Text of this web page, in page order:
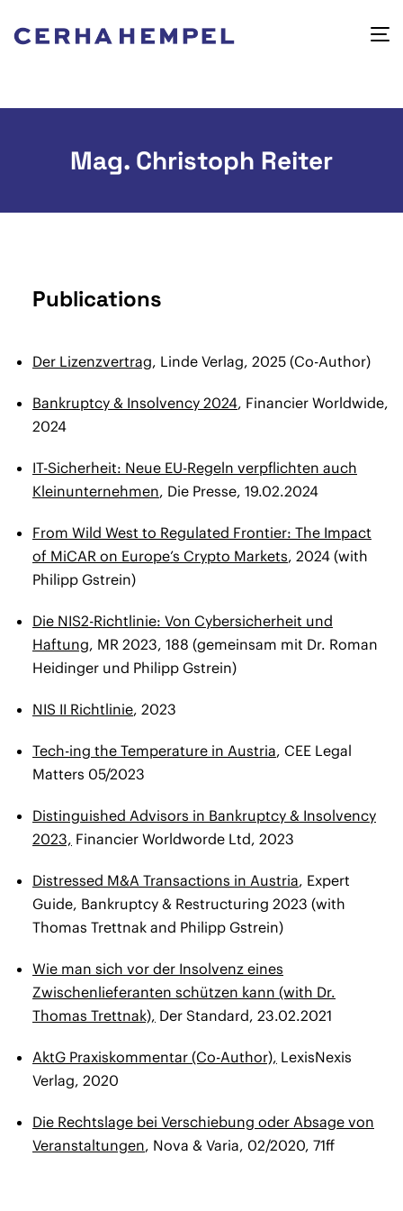
Mag. Christoph Reiter
Publications
Der Lizenzvertrag, Linde Verlag, 2025 (Co-Author)
Bankruptcy & Insolvency 2024, Financier Worldwide,
2024
IT-Sicherheit: Neue EU-Regeln verpflichten auch
Kleinunternehmen, Die Presse, 19.02.2024
From Wild West to Regulated Frontier: The Impact
of MiCAR on Europe’s Crypto Markets, 2024 (with
Philipp Gstrein)
Die NIS2-Richtlinie: Von Cybersicherheit und
Haftung, MR 2023, 188 (gemeinsam mit Dr. Roman
Heidinger und Philipp Gstrein)
NIS II Richtlinie, 2023
Tech-ing the Temperature in Austria, CEE Legal
Matters 05/2023
Distinguished Advisors in Bankruptcy & Insolvency
2023, Financier Worldworde Ltd, 2023
Distressed M&A Transactions in Austria, Expert
Guide, Bankruptcy & Restructuring 2023 (with
Thomas Trettnak and Philipp Gstrein)
Wie man sich vor der Insolvenz eines
Zwischenlieferanten schützen kann (with Dr.
Thomas Trettnak), Der Standard, 23.02.2021
AktG Praxiskommentar (Co-Author), LexisNexis
Verlag, 2020
Die Rechtslage bei Verschiebung oder Absage von
Veranstaltungen, Nova & Varia, 02/2020, 71ff